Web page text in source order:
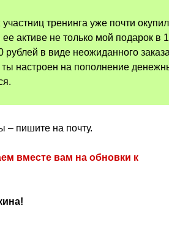
тренинга уже почти
активе не только мой подарок в
рублей в виде неожиданного
ты настроен на пополнение
– пишите на почту.
вместе вам на обновки к